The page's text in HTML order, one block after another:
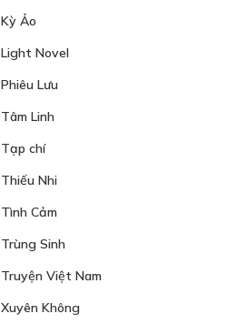
Kỳ Ảo
Light Novel
Phiêu Lưu
Tâm Linh
Tạp chí
Thiếu Nhi
Tình Cảm
Trùng Sinh
Truyện Việt Nam
Xuyên Không